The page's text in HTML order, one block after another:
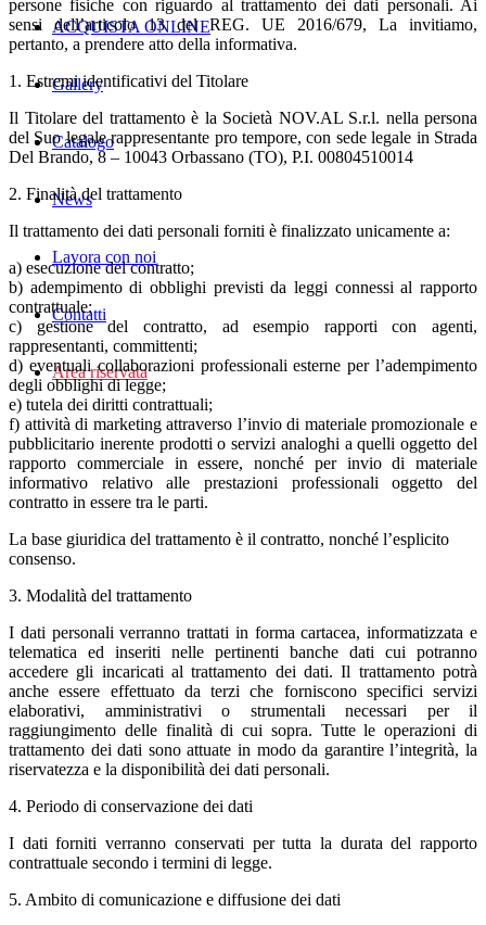
ACQUISTA ONLINE
Gallery
Catalogo
News
Lavora con noi
Contatti
Area riservata
persone fisiche con riguardo al trattamento dei dati personali. Ai
sensi dell’articolo 13 del REG. UE 2016/679, La invitiamo,
pertanto, a prendere atto della informativa.
1. Estremi identificativi del Titolare
Il Titolare del trattamento è la Società NOV.AL S.r.l. nella persona
del Suo legale rappresentante pro tempore, con sede legale in Strada
Del Brando, 8 – 10043 Orbassano (TO), P.I. 00804510014
2. Finalità del trattamento
Il trattamento dei dati personali forniti è finalizzato unicamente a:
a) esecuzione del contratto;
b) adempimento di obblighi previsti da leggi connessi al rapporto
contrattuale;
c) gestione del contratto, ad esempio rapporti con agenti,
rappresentanti, committenti;
d) eventuali collaborazioni professionali esterne per l’adempimento
degli obblighi di legge;
e) tutela dei diritti contrattuali;
f) attività di marketing attraverso l’invio di materiale promozionale e
pubblicitario inerente prodotti o servizi analoghi a quelli oggetto del
rapporto commerciale in essere, nonché per invio di materiale
informativo relativo alle prestazioni professionali oggetto del
contratto in essere tra le parti.
La base giuridica del trattamento è il contratto, nonché l’esplicito
consenso.
3. Modalità del trattamento
I dati personali verranno trattati in forma cartacea, informatizzata e
telematica ed inseriti nelle pertinenti banche dati cui potranno
accedere gli incaricati al trattamento dei dati. Il trattamento potrà
anche essere effettuato da terzi che forniscono specifici servizi
elaborativi, amministrativi o strumentali necessari per il
raggiungimento delle finalità di cui sopra. Tutte le operazioni di
trattamento dei dati sono attuate in modo da garantire l’integrità, la
riservatezza e la disponibilità dei dati personali.
4. Periodo di conservazione dei dati
I dati forniti verranno conservati per tutta la durata del rapporto
contrattuale secondo i termini di legge.
5. Ambito di comunicazione e diffusione dei dati